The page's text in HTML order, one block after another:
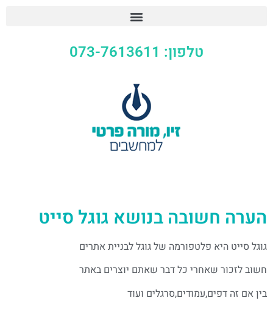
טלפון: 073-7613611
הערה חשובה בנושא גוגל סייט
גוגל סייט היא פלטפורמה של גוגל לבניית אתרים
חשוב לזכור שאחרי כל דבר שאתם יוצרים באתר
בין אם זה דפים,עמודים,סרגלים ועוד